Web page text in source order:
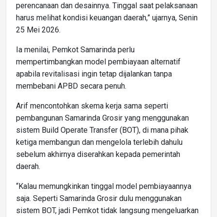
perencanaan dan desainnya. Tinggal saat pelaksanaan
harus melihat kondisi keuangan daerah,” ujarnya, Senin
25 Mei 2026.
Ia menilai, Pemkot Samarinda perlu
mempertimbangkan model pembiayaan alternatif
apabila revitalisasi ingin tetap dijalankan tanpa
membebani APBD secara penuh.
Arif mencontohkan skema kerja sama seperti
pembangunan Samarinda Grosir yang menggunakan
sistem Build Operate Transfer (BOT), di mana pihak
ketiga membangun dan mengelola terlebih dahulu
sebelum akhirnya diserahkan kepada pemerintah
daerah.
“Kalau memungkinkan tinggal model pembiayaannya
saja. Seperti Samarinda Grosir dulu menggunakan
sistem BOT, jadi Pemkot tidak langsung mengeluarkan